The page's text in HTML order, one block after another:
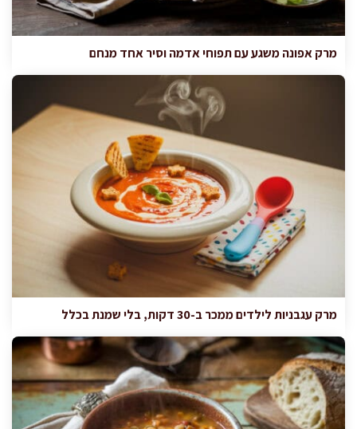
מרק אפונה משגע עם תפוחי אדמה וסיר אחד מנחם
מרק עגבניות לילדים ממכר ב-30 דקות, בלי שמנת בכלל